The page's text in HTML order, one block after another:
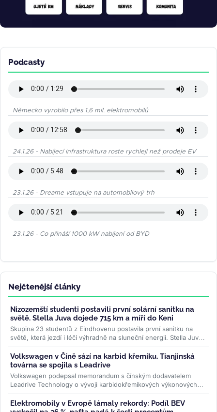
Podcasty
Německo vyrobilo přes 1,6 mil. elektromobilů
24.1.26 - Nabíjecí infrastruktura roste rychleji než prodeje EV
23.1.26 - Dreame vstupuje na automobilový trh
23.1.26 - Co přináší 1000 kW nabíjení od BYD
Nejčtenější články
Nizozemští studenti postavili první solární sanitku na
světě. Stella Juva dojede 715 km a míří do Keni
Skupina 23 studentů z Eindhovenu postavila první sanitku na
světě, která jezdí i léčí výhradně na sluneční energii. Stella Juva
má...>>
Volkswagen v Číně sází na karbid křemíku. Tianjinská
továrna se spojila s Leadrive
Volkswagen podepsal memorandum s čínským dodavatelem
Leadrive Technology o vývoji karbidokřemíkových výkonových
modulů pro elektromobily....>>
Elektromobily v Evropě lámaly rekordy: Podíl BEV